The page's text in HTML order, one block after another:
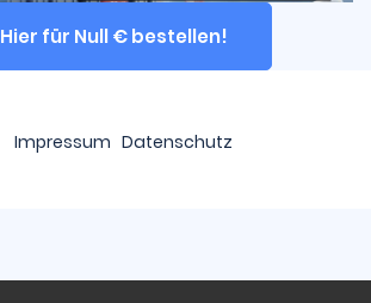
Hier für Null € bestellen!
Impressum Datenschutz